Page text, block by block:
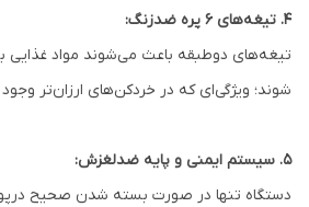
۴. تیغه‌های 6 پره ضدزنگ:
تیغه‌های دو‌طبقه باعث می‌شوند مواد
شوند؛ ویژگی‌ای که در خردکن‌های ارزان‌تر وجود
۵. سیستم ایمنی و پایه ضدلغزش:
دستگاه تنها در صورت بسته شدن صحیح